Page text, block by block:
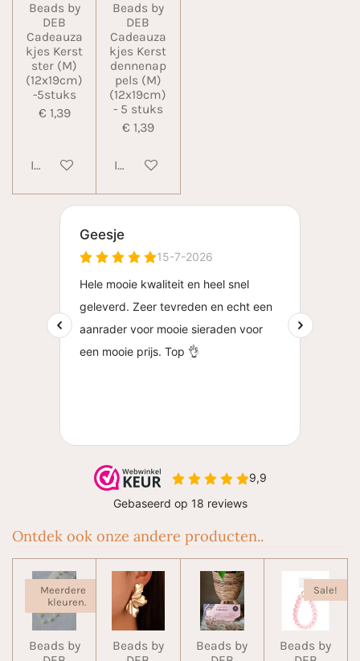
Beads by
DEB
Cadeauza
kjes Kerst
ster (M)
(12x19cm)
-5stuks
€ 1,39
In winkelwagen
Beads by
DEB
Cadeauza
kjes Kerst
dennenap
pels (M)
(12x19cm)
- 5 stuks
€ 1,39
In winkelwagen
Ontdek ook onze andere producten..
Meerdere
kleuren.
Beads by
Beads by
Beads by
Sale!
Beads by